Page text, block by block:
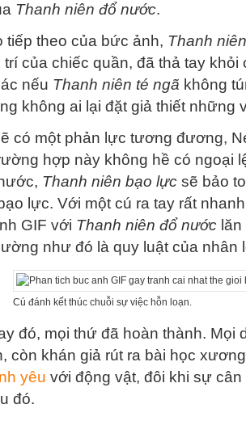
Thanh niên đổ nước.
tiếp theo của bức ảnh, Thanh
của chiếc quần, đã thả tay khỏi
nếu Thanh niên té ngã không
không ai lại đặt giả thiết những
có một phản lực tương đương,
hợp này không hề có ngoại
Thanh niên bạo lực sẽ bảo
lực. Với một cú ra tay rất
GIF với Thanh niên đổ nước
như đó là quy luật của nhân
Cú đánh kết thúc chuỗi sự việc hỗn loạn.
đó, mọi thứ đã hoàn thành. Mọi
còn khán giả rút ra bài học
yêu với động vật, đôi khi sự
đó.